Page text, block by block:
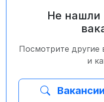
Не
Посмотрите другие
и